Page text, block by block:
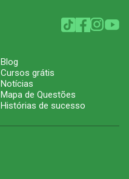
Blog
Cursos grátis
Notícias
Mapa de Questões
Histórias de sucesso